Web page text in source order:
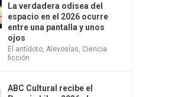
La verdadera odisea del
espacio en el 2026 ocurre
entre una pantalla y unos
ojos
El antídoto Alevosías Ciencia
ficción
ABC Cultural recibe el